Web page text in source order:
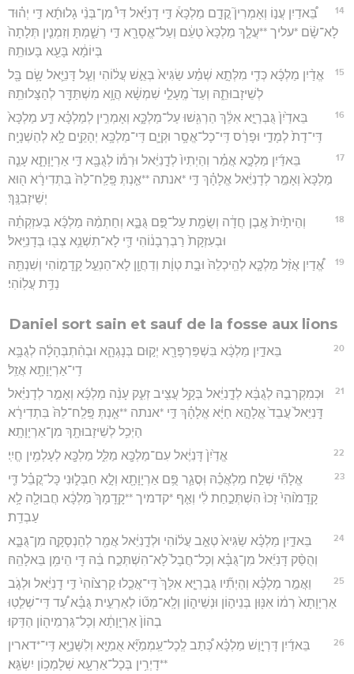
14
בֵּ֠אדַיִן עֲנ֣וֹ וְאָמְרִין֮ קֳדָ֣ם מַלְכָּא֒ דִּ֣י דָנִיֵּ֡אל דִּי֩ מִן־בְּנֵ֨י גָלוּתָ֜א דִּ֣י יְה֗וּד
לָא־שָׂ֨ם *עליך **עֲלָ֤ךְ מַלְכָּא֙ טְעֵ֔ם וְעַל־אֱסָרָ֖א דִּ֣י רְשַׁ֑מְתָּ וְזִמְנִ֤ין תְּלָתָה֙
בְּיוֹמָ֔א בָּעֵ֖א בָּעוּתֵֽהּ׃
15
אֱדַ֨יִן מַלְכָּ֜א כְּדִ֧י מִלְּתָ֣א שְׁמַ֗ע שַׂגִּיא֙ בְּאֵ֣שׁ עֲל֔וֹהִי וְעַ֧ל דָּנִיֵּ֛אל שָׂ֥ם בָּ֖ל
לְשֵׁיזָבוּתֵ֑הּ וְעַד֙ מֶֽעָלֵ֣י שִׁמְשָׁ֔א הֲוָ֥א מִשְׁתַּדַּ֖ר לְהַצָּלוּתֵֽהּ׃
16
בֵּאדַ֙יִן֙ גֻּבְרַיָּ֣א אִלֵּ֔ךְ הַרְגִּ֖שׁוּ עַל־מַלְכָּ֑א וְאָמְרִ֣ין לְמַלְכָּ֗א דַּ֤ע מַלְכָּא֙
דִּֽי־דָת֙ לְמָדַ֣י וּפָרַ֔ס דִּֽי־כָל־אֱסָ֥ר וּקְיָ֛ם דִּֽי־מַלְכָּ֥א יְהָקֵ֖ים לָ֥א לְהַשְׁנָיָֽה׃
17
בֵּאדַ֜יִן מַלְכָּ֣א אֲמַ֗ר וְהַיְתִיו֙ לְדָ֣נִיֵּ֔אל וּרְמ֕וֹ לְגֻבָּ֖א דִּ֣י אַרְיָוָתָ֑א עָנֵ֤ה
מַלְכָּא֙ וְאָמַ֣ר לְדָנִיֵּ֔אל אֱלָהָ֗ךְ דִּ֣י *אנתה **אַ֤נְתְּ פָּֽלַֽח־לֵהּ֙ בִּתְדִירָ֔א ה֖וּא
יְשֵׁיזְבִנָּֽךְ׃
18
וְהֵיתָ֙יִת֙ אֶ֣בֶן חֲדָ֔ה וְשֻׂמַ֖ת עַל־פֻּ֣ם גֻּבָּ֑א וְחַתְמַ֨הּ מַלְכָּ֜א בְּעִזְקְתֵ֗הּ
וּבְעִזְקָת֙ רַבְרְבָנ֔וֹהִי דִּ֛י לָא־תִשְׁנֵ֥א צְב֖וּ בְּדָנִיֵּֽאל׃
19
אֱ֠דַיִן אֲזַ֨ל מַלְכָּ֤א לְהֵֽיכְלֵהּ֙ וּבָ֣ת טְוָ֔ת וְדַחֲוָ֖ן לָא־הַנְעֵ֣ל קָֽדָמ֑וֹהִי וְשִׁנְתֵּ֖הּ
נַדַּ֥ת עֲלֽוֹהִי׃
Daniel sort sain et sauf de la fosse aux lions
20
בֵּאדַ֣יִן מַלְכָּ֔א בִּשְׁפַּרְפָּרָ֖א יְק֣וּם בְּנָגְהָ֑א וּבְהִ֨תְבְּהָלָ֔ה לְגֻבָּ֥א
דִֽי־אַרְיָוָתָ֖א אֲזַֽל׃
21
וּכְמִקְרְבֵ֣הּ לְגֻבָּ֔א לְדָ֣נִיֵּ֔אל בְּקָ֥ל עֲצִ֖יב זְעִ֑ק עָנֵ֨ה מַלְכָּ֜א וְאָמַ֣ר לְדָנִיֵּ֗אל
דָּֽנִיֵּאל֙ עֲבֵד֙ אֱלָהָ֣א חַיָּ֔א אֱלָהָ֗ךְ דִּ֣י *אנתה **אַ֤נְתְּ פָּֽלַֽח־לֵהּ֙ בִּתְדִירָ֔א
הַיְכִ֥ל לְשֵׁיזָבוּתָ֖ךְ מִן־אַרְיָוָתָֽא׃
22 אֱדַ֙יִן֙ דָּנִיֶּ֔אל עִם־מַלְכָּ֖א מַלִּ֑ל מַלְכָּ֖א לְעָלְמִ֥ין חֱיִֽי׃
23
אֱלָהִ֞י שְׁלַ֣ח מַלְאֲכֵ֗הּ וּֽסֲגַ֛ר פֻּ֥ם אַרְיָוָתָ֖א וְלָ֣א חַבְּל֑וּנִי כָּל־קֳבֵ֗ל דִּ֤י
קָֽדָמ֙וֹהִי֙ זָכוּ֙ הִשְׁתְּכַ֣חַת לִ֔י וְאַ֤ף *קדמיך **קָֽדָמָךְ֙ מַלְכָּ֔א חֲבוּלָ֖ה לָ֥א
עַבְדֵֽת׃
24
בֵּאדַ֣יִן מַלְכָּ֗א שַׂגִּיא֙ טְאֵ֣ב עֲל֔וֹהִי וּלְדָ֣נִיֵּ֔אל אֲמַ֖ר לְהַנְסָקָ֣ה מִן־גֻּבָּ֑א
וְהֻסַּ֨ק דָּנִיֵּ֜אל מִן־גֻּבָּ֗א וְכָל־חֲבָל֙ לָא־הִשְׁתְּכַ֣ח בֵּ֔הּ דִּ֖י הֵימִ֥ן בֵּאלָהֵֽהּ׃
25
וַאֲמַ֣ר מַלְכָּ֗א וְהַיְתִ֞יו גֻּבְרַיָּ֤א אִלֵּךְ֙ דִּֽי־אֲכַ֤לוּ קַרְצ֙וֹהִי֙ דִּ֣י דָֽנִיֵּ֔אל וּלְגֹ֤ב
אַרְיָוָתָא֙ רְמ֔וֹ אִנּ֖וּן בְּנֵיה֣וֹן וּנְשֵׁיה֑וֹן וְלָֽא־מְט֞וֹ לְאַרְעִ֣ית גֻּבָּ֗א עַ֠ד דִּֽי־שְׁלִ֤טֽוּ
בְהוֹן֙ אַרְיָ֣וָתָ֔א וְכָל־גַּרְמֵיה֖וֹן הַדִּֽקוּ׃
26
בֵּאדַ֜יִן דָּרְיָ֣וֶשׁ מַלְכָּ֗א כְּ֠תַב לְֽכָל־עַֽמְמַיָּ֞א אֻמַיָּ֧א וְלִשָּׁנַיָּ֛א דִּֽי־*דארין
**דָיְרִ֥ין בְּכָל־אַרְעָ֖א שְׁלָמְכ֥וֹן יִשְׂגֵּֽא׃